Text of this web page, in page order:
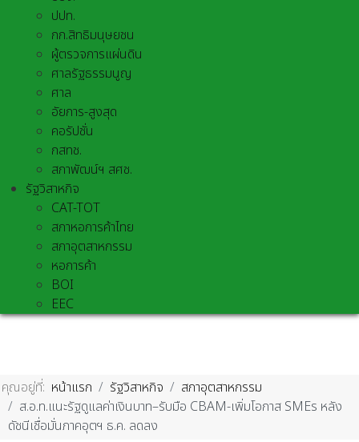
ปปท.
กก.สิทธิมนุษยชน
ผู้ตรวจการแผ่นดิน
ศาลรัฐธรรมนูญ
ศาล
อัยการ-สูงสุด
คอรัปชั่น
กสทช.
สภาพัฒน์ฯ สศช.
รัฐวิสาหกิจ
CAT-TOT
สภาหอการค้าไทย
สภาอุตสาหกรรม
หอการค้า
BOI
EEC
คุณอยู่ที่: หน้าแรก รัฐวิสาหกิจ
สภาอุตสาหกรรม
ส.อ.ท.แนะรัฐดูแลค่าเงินบาท–รับมือ CBAM-เพิ่มโอกาส SMEs หลัง
ดัชนีเชื่อมั่นภาคอุตฯ ธ.ค. ลดลง